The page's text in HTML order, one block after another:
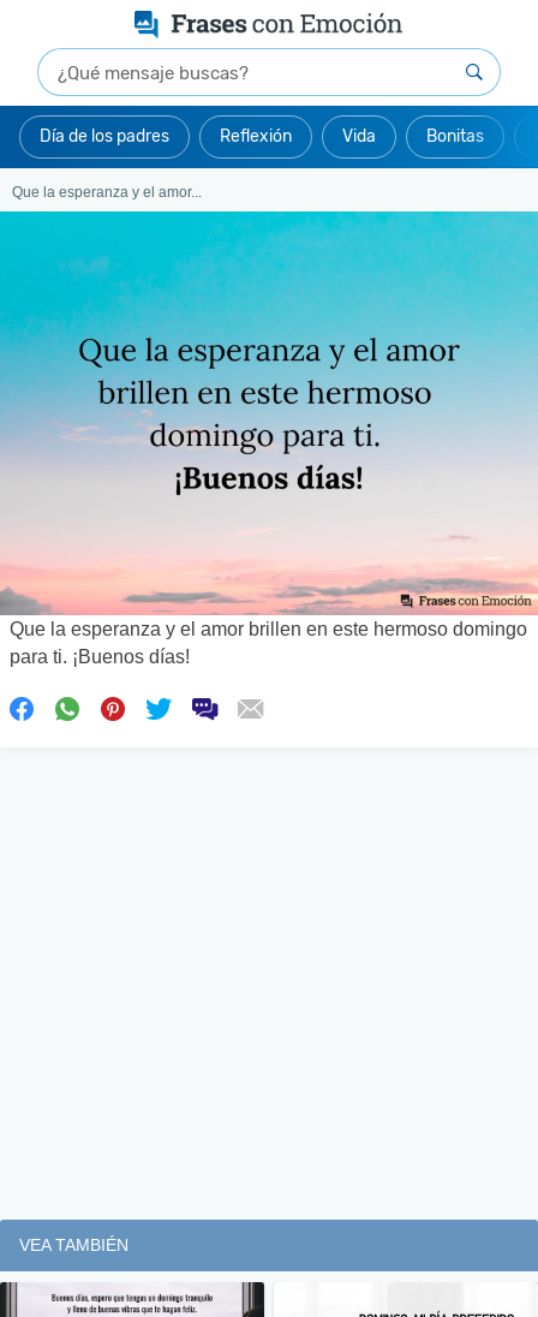
Día de los padres Reflexión Vida Bonitas
Que la esperanza y el amor...
Que la esperanza y el amor brillen en este hermoso domingo
para ti. ¡Buenos días!
VEA TAMBIÉN